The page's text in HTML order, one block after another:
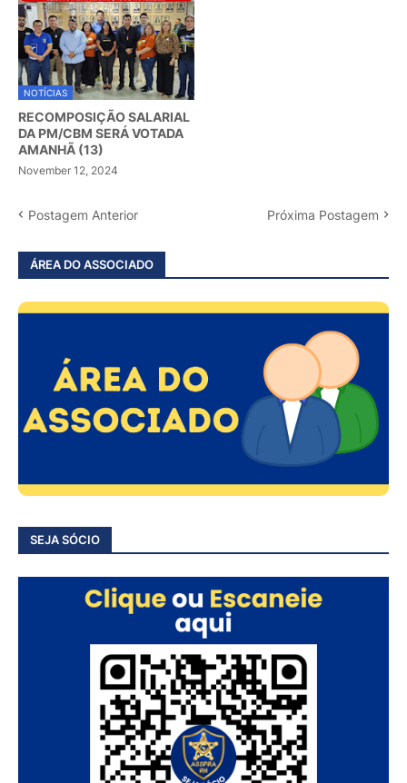
NOTÍCIAS
RECOMPOSIÇÃO SALARIAL
DA PM/CBM SERÁ VOTADA
AMANHÃ (13)
November 12, 2024
Postagem Anterior Próxima Postagem
ÁREA DO ASSOCIADO
SEJA SÓCIO